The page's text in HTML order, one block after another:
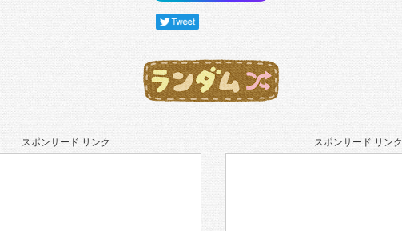
スポンサード リンク スポンサード リンク